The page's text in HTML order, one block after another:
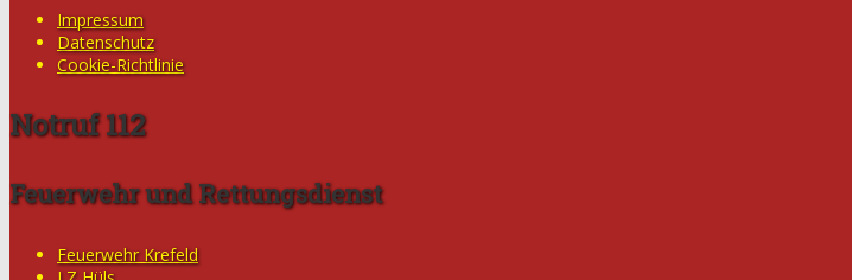
Impressum
Datenschutz
Cookie-Richtlinie
Notruf 112
Feuerwehr und Rettungsdienst
Feuerwehr Krefeld